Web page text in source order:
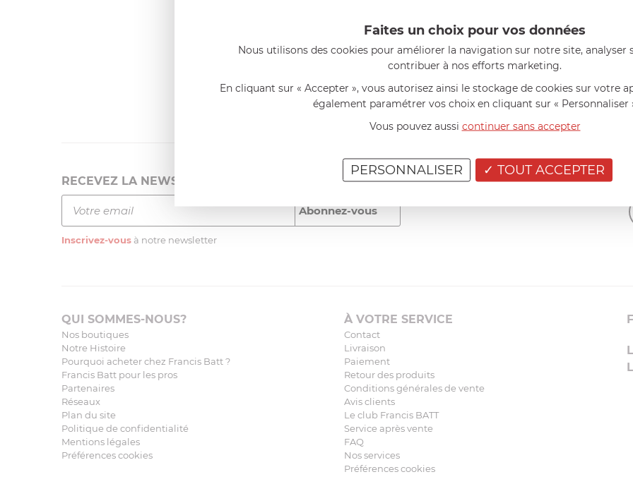
Derniers avis produits
Emmanuel 56 ans le 23/06/2026 à 12:04
Casserole mini 9 cm Castelpro 5 ply poignée
«Nous sommes dans un produit de haute
qualité. Cette casserole est parfaite pour
l'élaboration des sauces et vient complé...»
Florence 63 ans le 23/06/2026 à
Couteau complet avec lame, joint
pour le robot cuiseur Cook Expert
«Je suis satisfaite du couteau
L'écrou est un peu dur au début
fait. La livraison a été très rapide.
RECEVEZ LA NEWSLETTER
Inscrivez-vous à notre newsletter
QUI SOMMES-NOUS?
Nos boutiques
Notre Histoire
Pourquoi acheter chez Francis Batt ?
Francis Batt pour les pros
Partenaires
Réseaux
Plan du site
Politique de confidentialité
Mentions légales
Préférences cookies
À VOTRE SERVICE
Contact
Livraison
Paiement
Retour des produits
Conditions générales de vente
Avis clients
Le club Francis BATT
Service après vente
FAQ
Nos services
Préférences cookies
Faites un choix pour vos données
Nous utilisons des cookies pour améliorer la navigation sur notre site, analyser
contribuer à nos efforts marketing.
En cliquant sur « Accepter », vous autorisez ainsi le stockage de cookies sur votre
également paramétrer vos choix en cliquant sur « Personnaliser
Vous pouvez aussi continuer sans accepter
TOUT ACCEPTER
PERSONNALISER